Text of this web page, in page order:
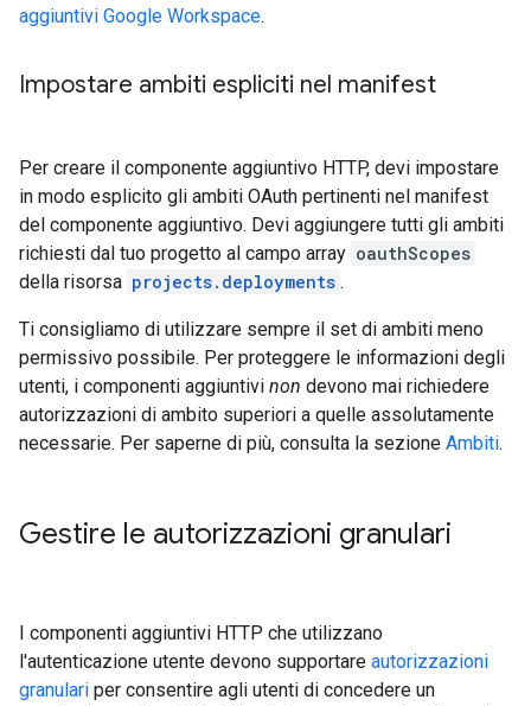
aggiuntivi Google Workspace.
Impostare ambiti espliciti nel manifest
Per creare il componente aggiuntivo HTTP, devi impostare
in modo esplicito gli ambiti OAuth pertinenti nel manifest
del componente aggiuntivo. Devi aggiungere tutti gli ambiti
richiesti dal tuo progetto al campo array oauthScopes
della risorsa projects.deployments .
Ti consigliamo di utilizzare sempre il set di ambiti meno
permissivo possibile. Per proteggere le informazioni degli
utenti, i componenti aggiuntivi non devono mai richiedere
autorizzazioni di ambito superiori a quelle assolutamente
necessarie. Per saperne di più, consulta la sezione Ambiti.
Gestire le autorizzazioni granulari
I componenti aggiuntivi HTTP che utilizzano
l'autenticazione utente devono supportare autorizzazioni
granulari per consentire agli utenti di concedere un